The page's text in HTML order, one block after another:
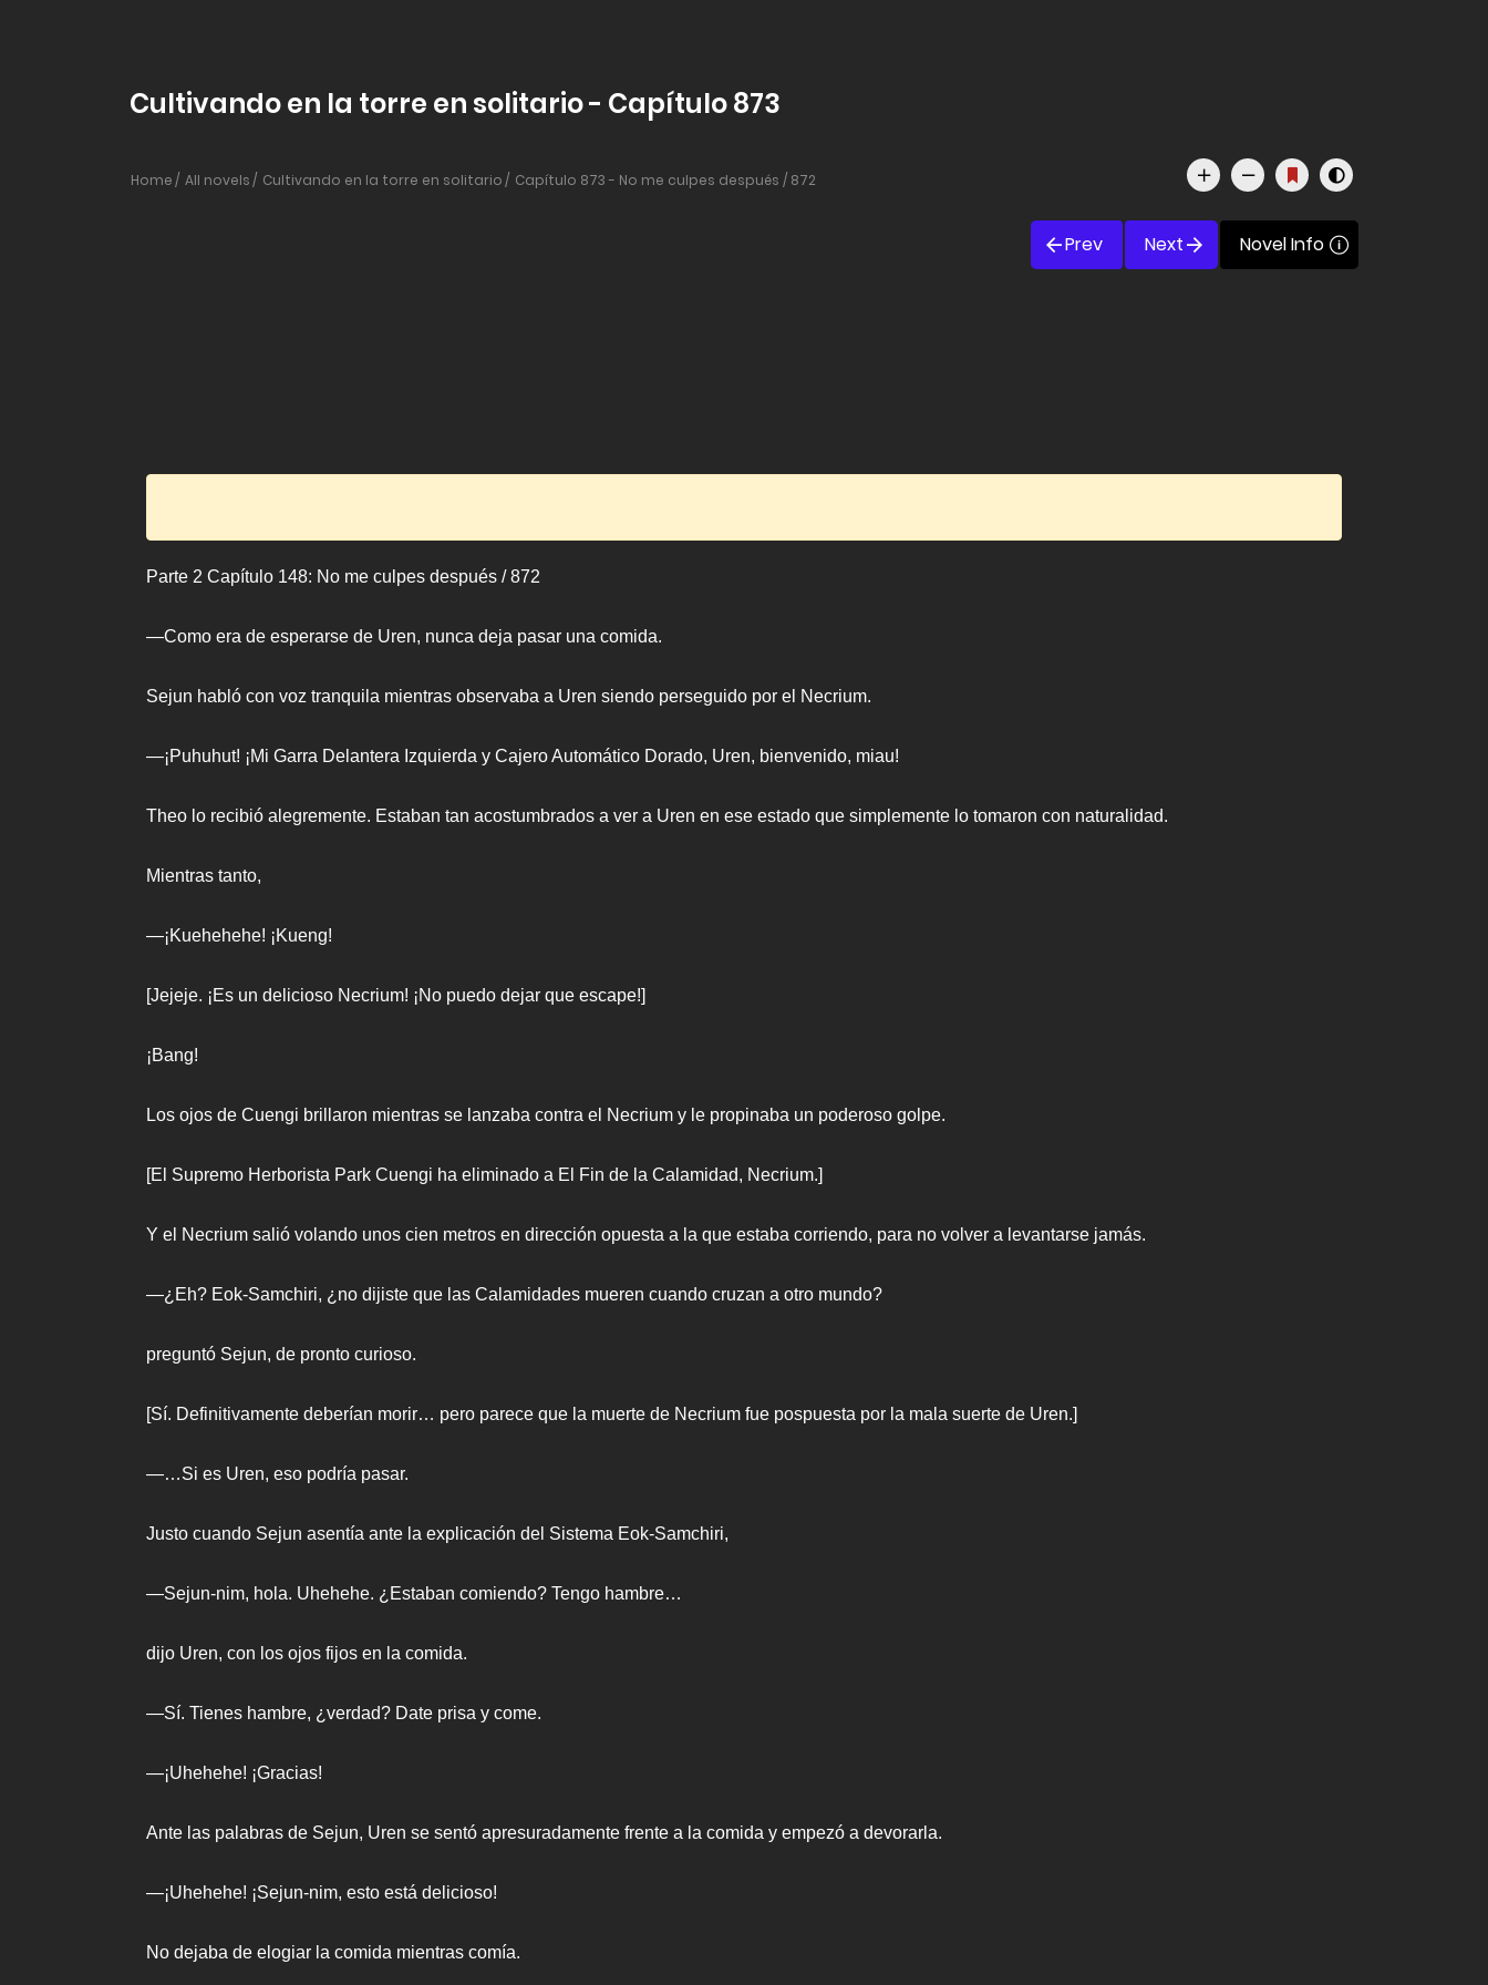
Cultivando en la torre en solitario - Capítulo 873
Home All novels Cultivando en la torre en solitario Capítulo 873 - No me culpes después / 872
Prev Next Novel Info
Parte 2 Capítulo 148: No me culpes después / 872
—Como era de esperarse de Uren, nunca deja pasar una comida.
Sejun habló con voz tranquila mientras observaba a Uren siendo perseguido por el Necrium.
—¡Puhuhut! ¡Mi Garra Delantera Izquierda y Cajero Automático Dorado, Uren, bienvenido, miau!
Theo lo recibió alegremente. Estaban tan acostumbrados a ver a Uren en ese estado que simplemente lo tomaron con naturalidad.
Mientras tanto,
—¡Kuehehehe! ¡Kueng!
[Jejeje. ¡Es un delicioso Necrium! ¡No puedo dejar que escape!]
¡Bang!
Los ojos de Cuengi brillaron mientras se lanzaba contra el Necrium y le propinaba un poderoso golpe.
[El Supremo Herborista Park Cuengi ha eliminado a El Fin de la Calamidad, Necrium.]
Y el Necrium salió volando unos cien metros en dirección opuesta a la que estaba corriendo, para no volver a levantarse jamás.
—¿Eh? Eok-Samchiri, ¿no dijiste que las Calamidades mueren cuando cruzan a otro mundo?
preguntó Sejun, de pronto curioso.
[Sí. Definitivamente deberían morir… pero parece que la muerte de Necrium fue pospuesta por la mala suerte de Uren.]
—…Si es Uren, eso podría pasar.
Justo cuando Sejun asentía ante la explicación del Sistema Eok-Samchiri,
—Sejun-nim, hola. Uhehehe. ¿Estaban comiendo? Tengo hambre…
dijo Uren, con los ojos fijos en la comida.
—Sí. Tienes hambre, ¿verdad? Date prisa y come.
—¡Uhehehe! ¡Gracias!
Ante las palabras de Sejun, Uren se sentó apresuradamente frente a la comida y empezó a devorarla.
—¡Uhehehe! ¡Sejun-nim, esto está delicioso!
No dejaba de elogiar la comida mientras comía.